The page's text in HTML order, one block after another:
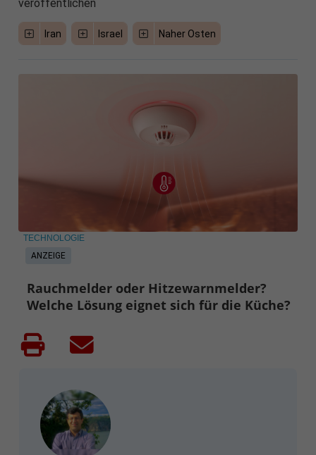
veröffentlichen
Iran Israel Naher Osten
ANZEIGE
TECHNOLOGIE
Rauchmelder oder Hitzewarnmelder?
Welche Lösung eignet sich für die Küche?